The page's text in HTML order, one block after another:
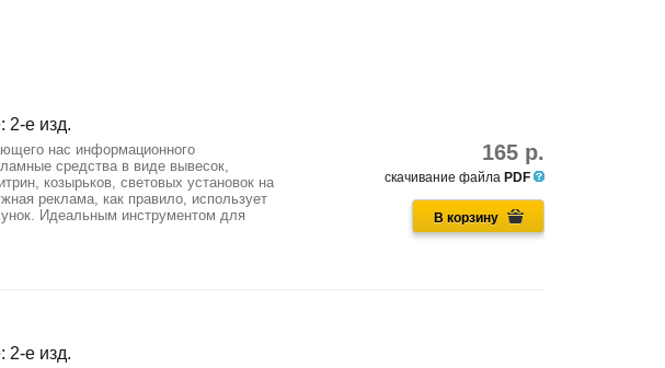
2-е изд.
165 р.
скачивание файла PDF
В корзину
нас информационного
средства в виде вывесок,
козырьков, световых установок на
реклама, как правило, использует
Идеальным инструментом для
2-е изд.